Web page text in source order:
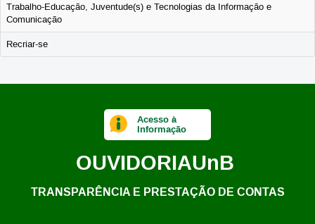
Trabalho-Educação, Juventude(s) e Tecnologias da Informação e
Comunicação
Recriar-se
Acesso à
Informação
OUVIDORIAUnB
TRANSPARÊNCIA E PRESTAÇÃO DE CONTAS